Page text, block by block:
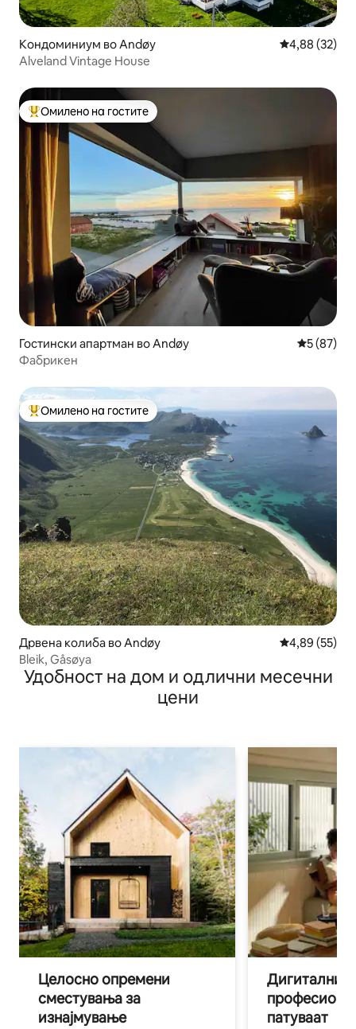
Кондоминиум во Andøy Просечна
4,88 (32)
Alveland Vintage House
Меѓу најуспешните „Омилени на гостите“
Омилено на гостите
Гостински апартман во Andøy Просечна
5 (87)
Фабрикен
Меѓу најуспешните „Омилени на гостите“
Омилено на гостите
Дрвена колиба во Andøy Просечна
4,89 (55)
Bleik, Gåsøya
Удобност на дом и одлични месечни
цени
Целосно опремени
сместувања за
изнајмување
Дигитални
патуваат